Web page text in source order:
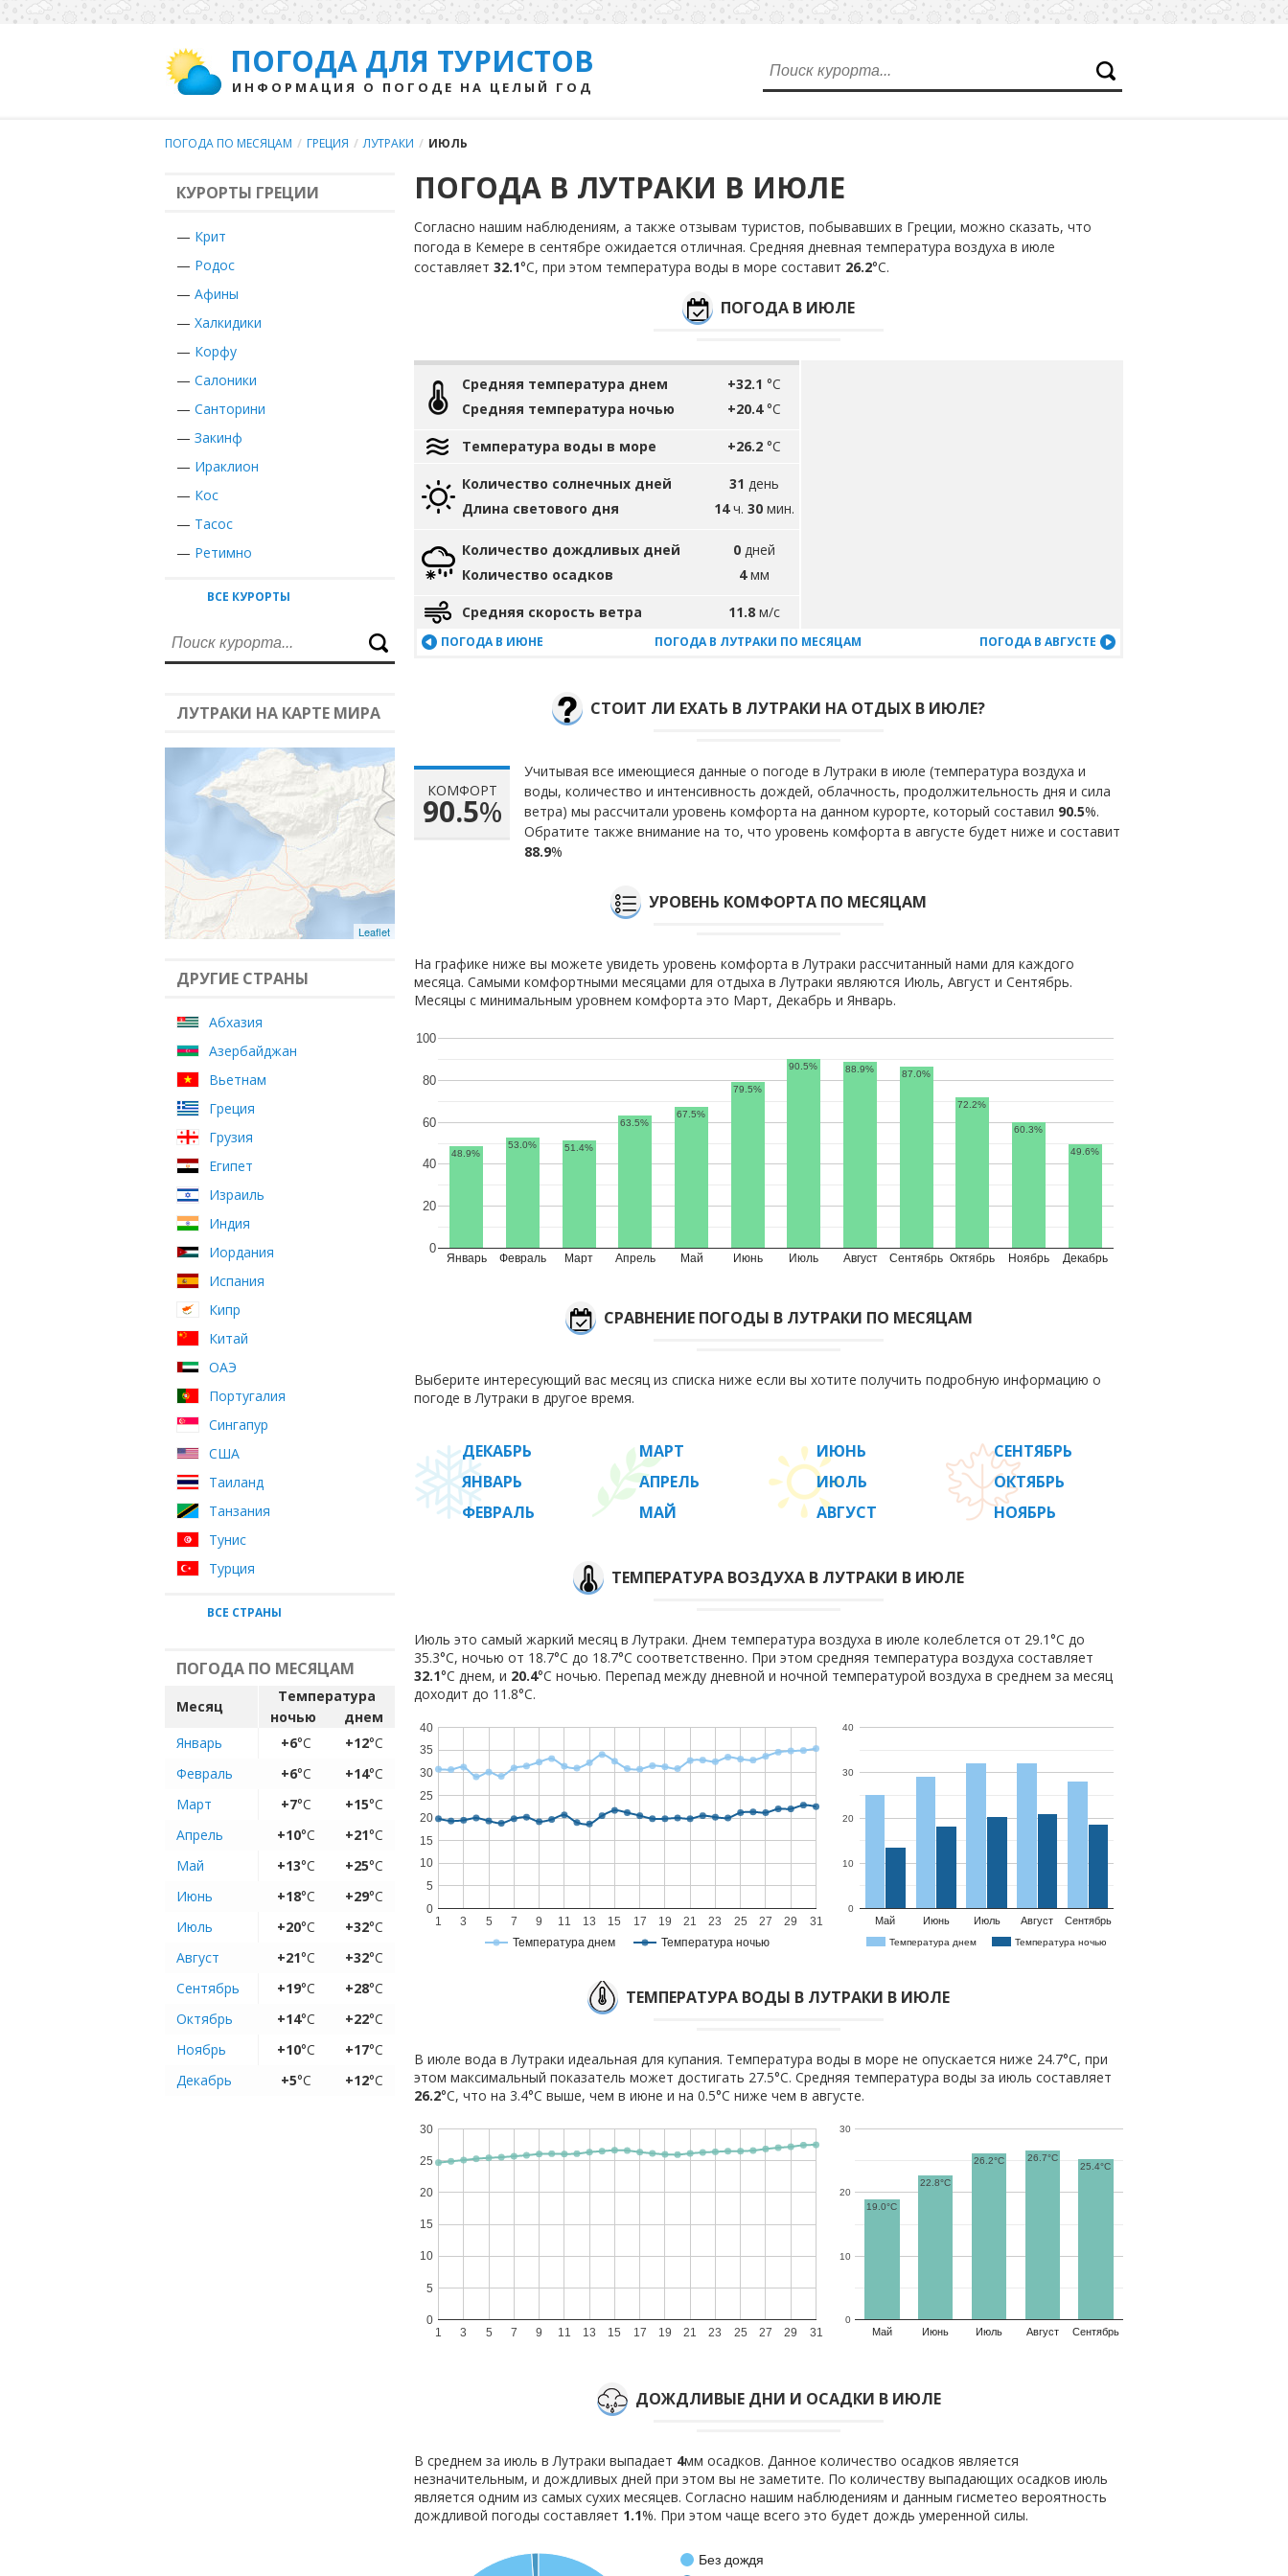
ПОГОДА ДЛЯ ТУРИСТОВ
ИНФОРМАЦИЯ О ПОГОДЕ НА ЦЕЛЫЙ ГОД
ПОГОДА ПО МЕСЯЦАМ / ГРЕЦИЯ / ЛУТРАКИ / ИЮЛЬ
КУРОРТЫ ГРЕЦИИ
— Крит
— Родос
— Афины
— Халкидики
— Корфу
— Салоники
— Санторини
— Закинф
— Ираклион
— Кос
— Тасос
— Ретимно
ВСЕ КУРОРТЫ
ЛУТРАКИ НА КАРТЕ МИРА
Leaflet
ДРУГИЕ СТРАНЫ
Абхазия
Азербайджан
Вьетнам
Греция
Грузия
Египет
Израиль
Индия
Иордания
Испания
Кипр
Китай
ОАЭ
Португалия
Сингапур
США
Таиланд
Танзания
Тунис
Турция
ВСЕ СТРАНЫ
ПОГОДА ПО МЕСЯЦАМ
Месяц
Температура
ночью
днем
Январь
+6°C +12°C
Февраль
+6°C +14°C
Март
+7°C +15°C
Апрель
+10°C +21°C
Май
+13°C +25°C
Июнь
+18°C +29°C
Июль
+20°C +32°C
Август
+21°C +32°C
Сентябрь
+19°C +28°C
Октябрь
+14°C +22°C
Ноябрь
+10°C +17°C
Декабрь
+5°C +12°C
ПОГОДА В ЛУТРАКИ В ИЮЛЕ
Согласно нашим наблюдениям, а также отзывам туристов, побывавших в Греции, можно сказать, что
погода в Кемере в сентябре ожидается отличная. Средняя дневная температура воздуха в июле
составляет 32.1°С, при этом температура воды в море составит 26.2°С.
ПОГОДА В ИЮЛЕ
Средняя температура днем
Средняя температура ночью
+32.1 °C
+20.4°C
Температура воды в море +26.2 °C
Количество солнечных дней
Длина светового дня
31 день
14ч. 30 мин.
Количество дождливых дней
Количество осадков
0 дней
4мм
Средняя скорость ветра 11.8 м/с
ПОГОДА В ИЮНЕ ПОГОДА В ЛУТРАКИ ПО МЕСЯЦАМ ПОГОДА В АВГУСТЕ
СТОИТ ЛИ ЕХАТЬ В ЛУТРАКИ НА ОТДЫХ В ИЮЛЕ?
КОМФОРТ
90.5%
Учитывая все имеющиеся данные о погоде в Лутраки в июле (температура воздуха и
воды, количество и интенсивность дождей, облачность, продолжительность дня и сила
ветра) мы рассчитали уровень комфорта на данном курорте, который составил 90.5%.
Обратите также внимание на то, что уровень комфорта в августе будет ниже и составит
88.9%
УРОВЕНЬ КОМФОРТА ПО МЕСЯЦАМ
На графике ниже вы можете увидеть уровень комфорта в Лутраки рассчитанный нами для каждого
месяца. Самыми комфортными месяцами для отдыха в Лутраки являются Июль, Август и Сентябрь.
Месяцы с минимальным уровнем комфорта это Март, Декабрь и Январь.
Январь Февраль Март Апрель Май Июнь Июль Август Сентябрь Октябрь Ноябрь Декабрь
0
20
40
60
80
100
48.9%
53.0% 51.4%
63.5%
67.5%
79.5%
90.5% 88.9% 87.0%
72.2%
60.3%
49.6%
СРАВНЕНИЕ ПОГОДЫ В ЛУТРАКИ ПО МЕСЯЦАМ
Выберите интересующий вас месяц из списка ниже если вы хотите получить подробную информацию о
погоде в Лутраки в другое время.
ДЕКАБРЬ
ЯНВАРЬ
ФЕВРАЛЬ
МАРТ
АПРЕЛЬ
МАЙ
ИЮНЬ
ИЮЛЬ
АВГУСТ
СЕНТЯБРЬ
ОКТЯБРЬ
НОЯБРЬ
ТЕМПЕРАТУРА ВОЗДУХА В ЛУТРАКИ В ИЮЛЕ
Июль это самый жаркий месяц в Лутраки. Днем температура воздуха в июле колеблется от 29.1°C до
35.3°C, ночью от 18.7°C до 18.7°C соответственно. При этом средняя температура воздуха составляет
32.1°C днем, и 20.4°C ночью. Перепад между дневной и ночной температурой воздуха в среднем за месяц
доходит до 11.8°С.
Температура днем Температура ночью
1 3 5 7 9 11 13 15 17 19 21 23 25 27 29 31
0
5
10
15
20
25
30
35
40
Температура днем Температура ночью
Май Июнь Июль Август Сентябрь
0
10
20
30
40
ТЕМПЕРАТУРА ВОДЫ В ЛУТРАКИ В ИЮЛЕ
В июле вода в Лутраки идеальная для купания. Температура воды в море не опускается ниже 24.7°C, при
этом максимальный показатель может достигать 27.5°C. Средняя температура воды за июль составляет
26.2°C, что на 3.4°C выше, чем в июне и на 0.5°C ниже чем в августе.
1 3 5 7 9 11 13 15 17 19 21 23 25 27 29 31
0
5
10
15
20
25
30
Май Июнь Июль Август Сентябрь
0
10
20
30
19.0°C
22.8°C
26.2°C
26.7°C
25.4°C
ДОЖДЛИВЫЕ ДНИ И ОСАДКИ В ИЮЛЕ
В среднем за июль в Лутраки выпадает 4мм осадков. Данное количество осадков является
незначительным, и дождливых дней при этом вы не заметите. По количеству выпадающих осадков июль
является одним из самых сухих месяцев. Согласно нашим наблюдениям и данным гисметео вероятность
дождливой погоды составляет 1.1%. При этом чаще всего это будет дождь умеренной силы.
Без дождя